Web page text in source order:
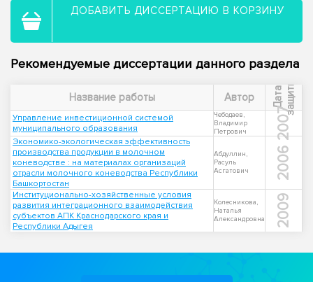
ДОБАВИТЬ ДИССЕРТАЦИЮ В КОРЗИНУ
Рекомендуемые диссертации данного раздела
Название работы Автор Д
а
т
а
з
а
щ
и
т ы
Управление инвестиционной системой
муниципального образования
Чебодаев,
Владимир
Петрович
2007
Экономико-экологическая эффективность
производства продукции в молочном
коневодстве : на материалах организаций
отрасли молочного коневодства Республики
Башкортостан
Абдуллин,
Расуль
Асгатович
2006
Институционально-хозяйственные условия
развития интеграционного взаимодействия
субъектов АПК Краснодарского края и
Республики Адыгея
Колесникова,
Наталья
Александровна
2009